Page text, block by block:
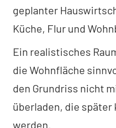
geplanter
Küche, Flur und
Ein realistisches
die Wohnfläche
den Grundriss nicht
überladen, die später
werden.